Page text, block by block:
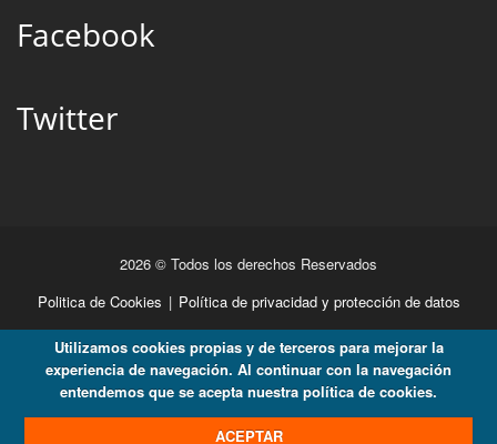
Facebook
Twitter
2026 © Todos los derechos Reservados
Politica de Cookies | Política de privacidad y protección de datos
Utilizamos cookies propias y de terceros para mejorar la
experiencia de navegación. Al continuar con la navegación
entendemos que se acepta nuestra política de cookies.
ACEPTAR